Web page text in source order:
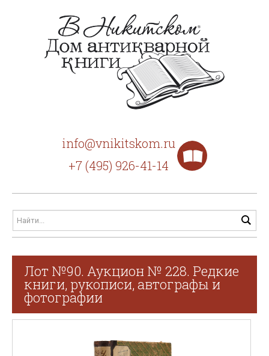
info@vnikitskom.ru
+7 (495) 926-41-14
Лот №90. Аукцион № 228. Редкие
книги, рукописи, автографы и
фотографии